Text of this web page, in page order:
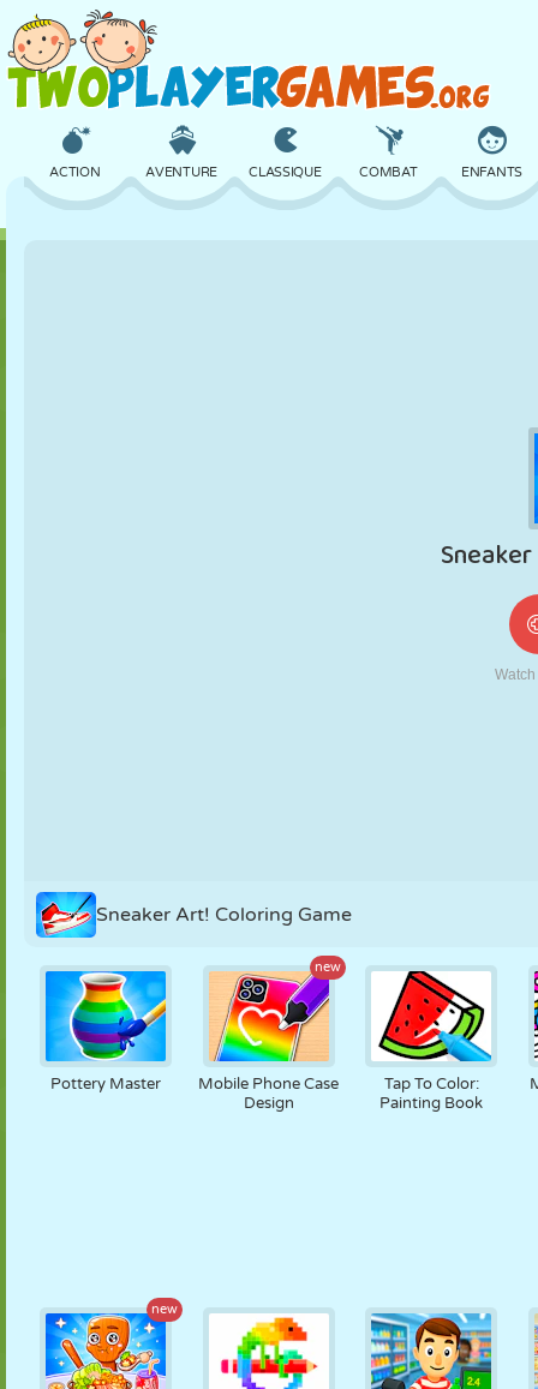
ACTION AVENTURE CLASSIQUE COMBAT ENFANTS
ROBOT
Sneaker Art! Coloring Game
Pottery Master
new
Mobile Phone Case
Design
Tap To Color:
Painting Book
new